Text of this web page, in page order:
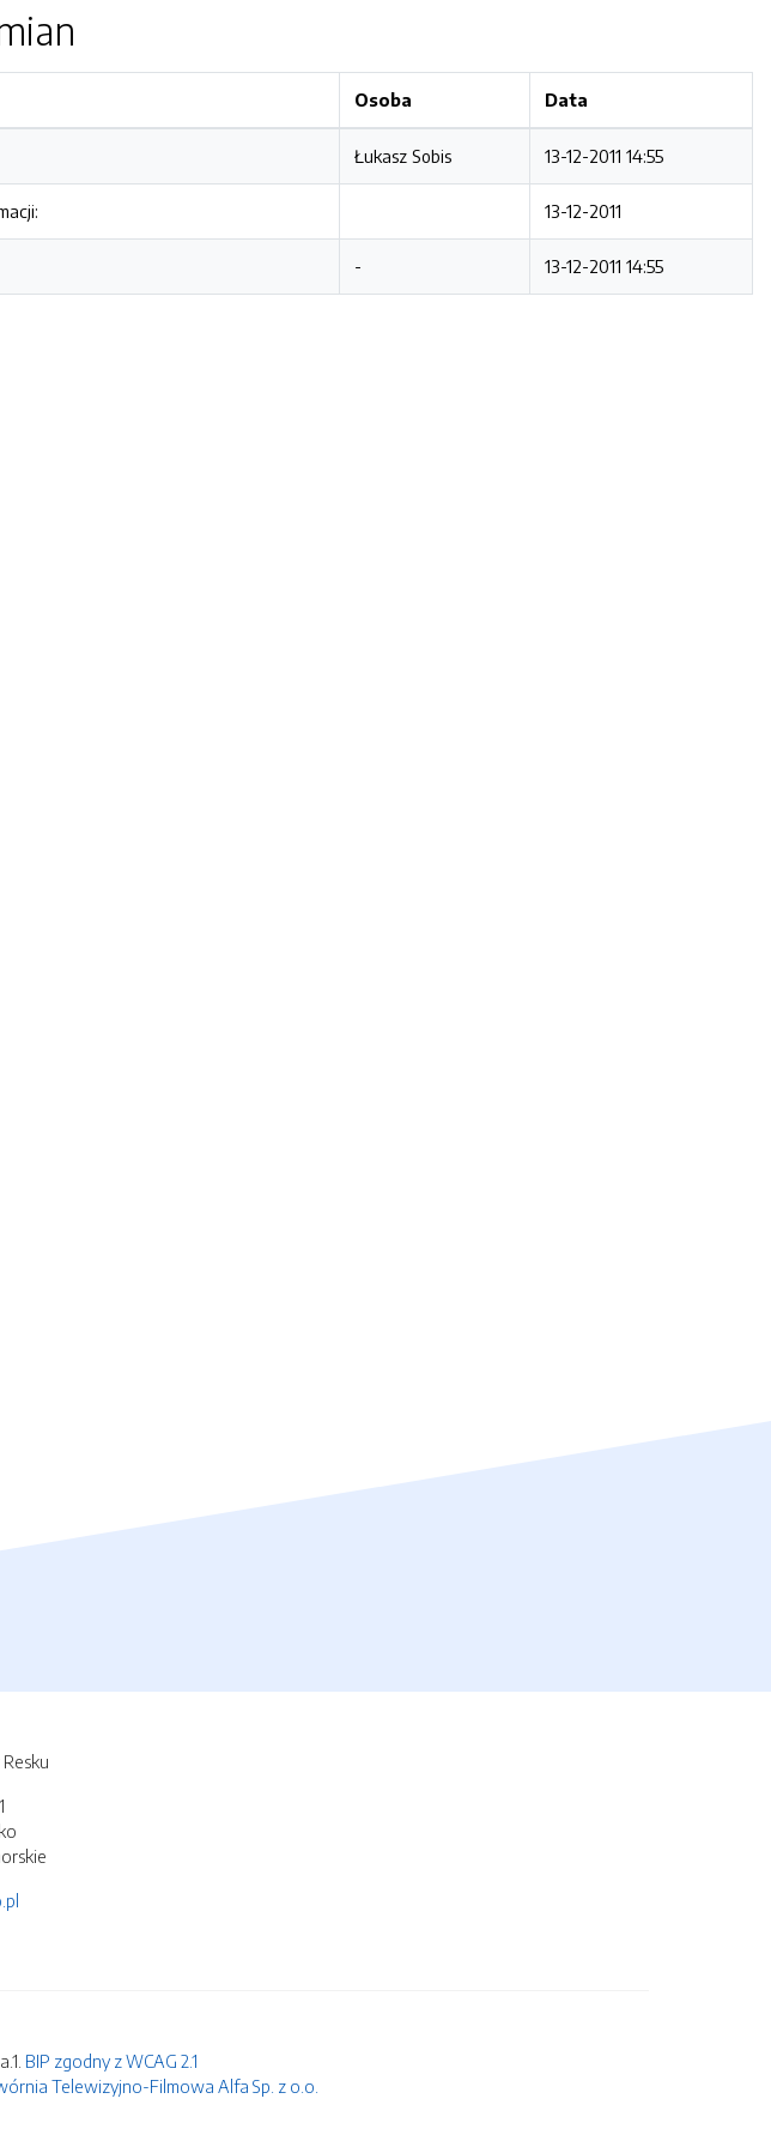
Osoba Data
Łukasz Sobis 13-12-2011 14:55
13-12-2011
- 13-12-2011 14:55
BIP zgodny z WCAG 2.1
Telewizyjno-Filmowa Alfa Sp. z o.o.